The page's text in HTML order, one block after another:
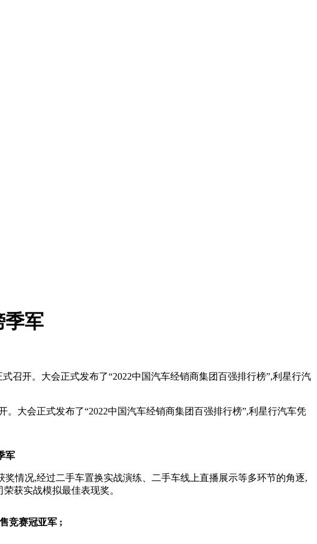
季军
开。大会正式发布了“2022中国汽车经销商集团百强排行榜”,利星行汽
大会正式发布了“2022中国汽车经销商集团百强排行榜”,利星行汽车凭
军
情况,经过二手车置换实战演练、二手车线上直播展示等多环节的角逐,
获实战模拟最佳表现奖。
竞赛冠亚军 ;